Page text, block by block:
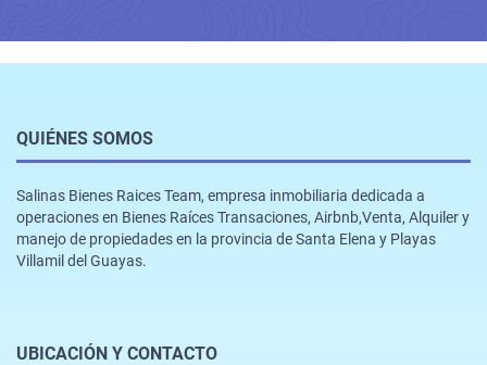
QUIÉNES SOMOS
Salinas Bienes Raices Team, empresa inmobiliaria dedicada a
operaciones en Bienes Raíces Transaciones, Airbnb,Venta, Alquiler y
manejo de propiedades en la provincia de Santa Elena y Playas
Villamil del Guayas.
UBICACIÓN Y CONTACTO